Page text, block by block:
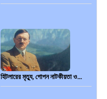
হিটলারের মৃত্যু, গোপন নাটকীয়তা ও…